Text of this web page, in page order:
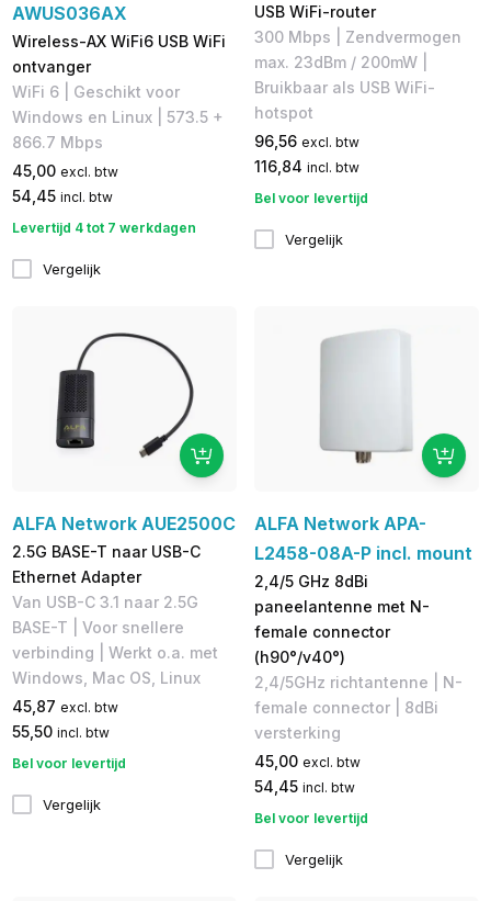
AWUS036AX
Wireless-AX WiFi6 USB WiFi
ontvanger
WiFi 6 | Geschikt voor
Windows en Linux | 573.5 +
866.7 Mbps
45,00 excl. btw
54,45 incl. btw
Levertijd 4 tot 7 werkdagen
Vergelijk
USB WiFi-router
300 Mbps | Zendvermogen
max. 23dBm / 200mW |
Bruikbaar als ​USB WiFi-
hotspot
96,56 excl. btw
116,84 incl. btw
Bel voor levertijd
Vergelijk
ALFA Network AUE2500C
2.5G BASE-T naar USB-C
Ethernet Adapter
Van USB-C 3.1 naar 2.5G
BASE-T | Voor snellere
verbinding | Werkt o.a. met
Windows, Mac OS, Linux
45,87 excl. btw
55,50 incl. btw
Bel voor levertijd
Vergelijk
ALFA Network APA-
L2458-08A-P incl. mount
2,4/5 GHz 8dBi
paneelantenne met N-
female connector
(h90°/v40°)
2,4/5GHz richtantenne | N-
female connector | 8dBi
versterking
45,00 excl. btw
54,45 incl. btw
Bel voor levertijd
Vergelijk